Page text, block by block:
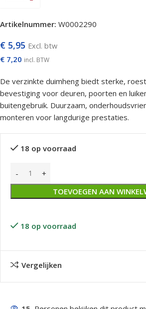
Artikelnummer: W0002290
€ 5,95 Excl. btw
€ 7,20 incl. BTW
De verzinkte duimheng biedt sterke,
bevestiging voor deuren, poorten en
buitengebruik. Duurzaam,
monteren voor langdurige prestaties.
18 op voorraad
TOEVOEGEN AAN
18 op voorraad
Vergelijken